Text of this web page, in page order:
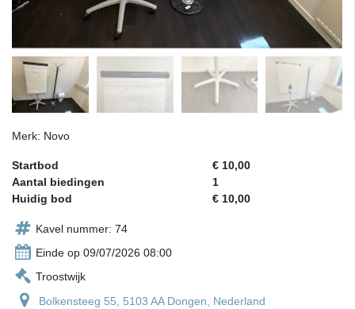
Merk: Novo
Startbod
€ 10,00
Aantal biedingen
1
Huidig bod
€ 10,00
Kavel nummer: 74
Einde op 09/07/2026 08:00
Troostwijk
Bolkensteeg 55, 5103 AA Dongen, Nederland